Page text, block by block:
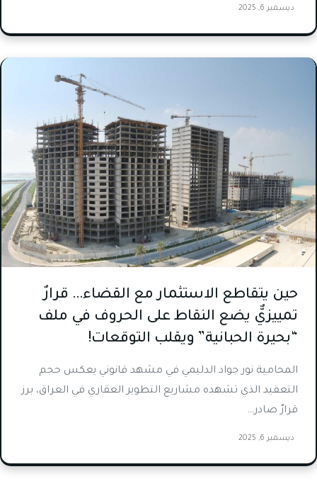
ديسمبر 6, 2025
حين يتقاطع الاستثمار مع القضاء… قرارٌ
تمييزيٌّ يضع النقاط على الحروف في ملف
“بحيرة الحبانية” ويقلب التوقعات!
المحامية نور جواد الدليمي في مشهد قانوني يعكس حجم
التعقيد الذي تشهده مشاريع التطوير العقاري في العراق، برز
قرارٌ صادر…
ديسمبر 6, 2025